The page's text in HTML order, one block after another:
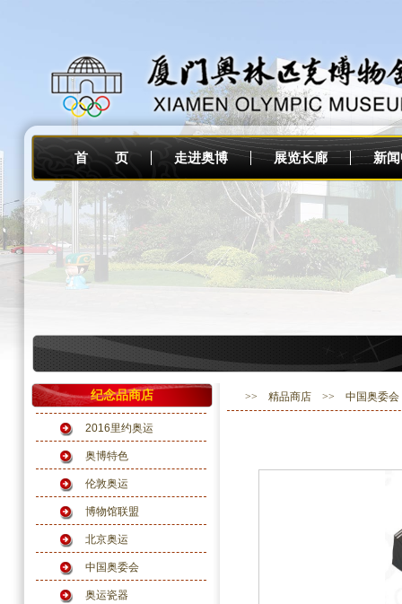
首 页 走进奥博 展览长廊 新
纪念品商店
2016里约奥运
奥博特色
伦敦奥运
博物馆联盟
北京奥运
中国奥委会
奥运瓷器
>> 精品商店 >> 中国奥委会